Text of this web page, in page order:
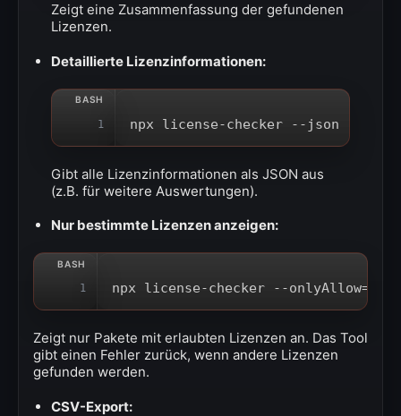
Zeigt eine Zusammenfassung der gefundenen
Lizenzen.
Detaillierte Lizenzinformationen:
1 npx license-checker --json
Gibt alle Lizenzinformationen als JSON aus
(z.B. für weitere Auswertungen).
Nur bestimmte Lizenzen anzeigen:
1 npx license-checker --onlyAllow=
Zeigt nur Pakete mit erlaubten Lizenzen an. Das Tool
gibt einen Fehler zurück, wenn andere Lizenzen
gefunden werden.
CSV-Export: